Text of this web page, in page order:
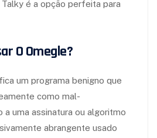
é a opção perfeita para
O Omegle?
um programa benigno que
como mal-
a uma assinatura ou algoritmo
abrangente usado